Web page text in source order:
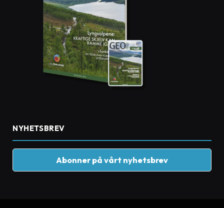
NYHETSBREV
Abonner på vårt nyhetsbrev